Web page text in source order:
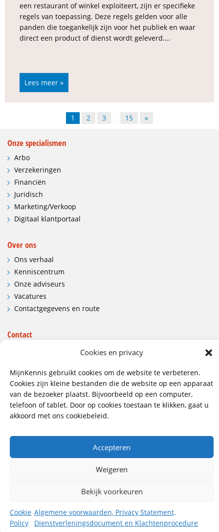
Cookies en privacy
MijnKennis gebruikt cookies om de website te verbeteren.
Cookies zijn kleine bestanden die de website op een apparaat
van de bezoeker plaatst. Bijvoorbeeld op een computer,
telefoon of tablet. Door op cookies toestaan te klikken, gaat u
akkoord met ons cookiebeleid.
Accepteren
Weigeren
Bekijk voorkeuren
Cookie
Policy
Algemene voorwaarden, Privacy Statement,
Dienstverleningsdocument en Klachtenprocedure
een restaurant of winkel exploiteert, zijn er specifieke
regels van toepassing. Deze regels gelden voor alle
panden die toegankelijk zijn voor het publiek en waar
direct een product of dienst wordt geleverd.…
Lees meer »
1 2 3 … 15 »
Onze specialismen
Arbo
Verzekeringen
Financiën
Juridisch
Marketing/Verkoop
Digitaal klantportaal
Over ons
Ons verhaal
Kenniscentrum
Onze adviseurs
Vacatures
Contactgegevens en route
Contact
Wij hebben vestigingen in:
085 - 485 4111
info@mijnkennis.nl
Volg ons
Algemene Voorwaarden, Privacy
Statement, Dienstverleningsdocument en
Klachtenprocedure